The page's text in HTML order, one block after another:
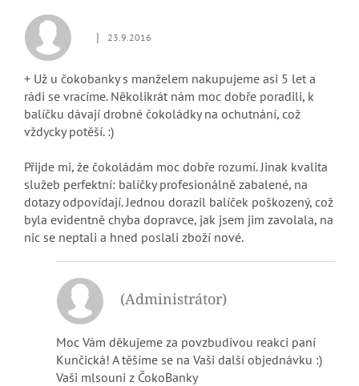
Hodnocení obchodu je 5 z 5 hvězdiček.
| 23.9.2016
+ Už u čokobanky s manželem nakupujeme asi 5 let a
rádi se vracíme. Několikrát nám moc dobře poradili, k
balíčku dávají drobné čokoládky na ochutnání, což
vždycky potěší. :)
Přijde mi, že čokoládám moc dobře rozumí. Jinak kvalita
služeb perfektní: balíčky profesionálně zabalené, na
dotazy odpovídají. Jednou dorazil balíček poškozený, což
byla evidentně chyba dopravce, jak jsem jim zavolala, na
nic se neptali a hned poslali zboží nové.
(Administrátor)
Moc Vám děkujeme za povzbudivou reakci paní
Kunčická! A těšíme se na Vaši další objednávku :)
Vaši mlsouni z ČokoBanky